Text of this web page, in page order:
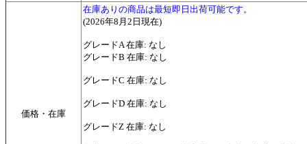
価格・在庫
在庫ありの商品は最短即日出荷可能です。
(2026年8月2日現在)
グレードA 在庫: なし
グレードB 在庫: なし
グレードC 在庫: なし
グレードD 在庫: なし
グレードZ 在庫: なし